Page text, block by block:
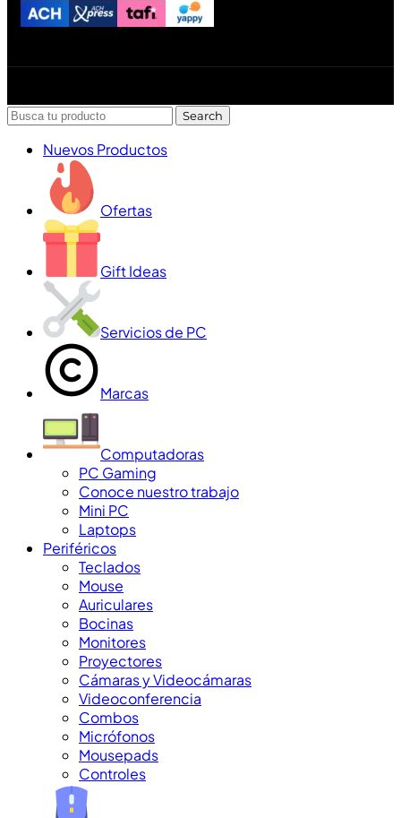
Search
Nuevos Productos
Ofertas
Gift Ideas
Servicios de PC
Marcas
Computadoras
PC Gaming
Conoce nuestro trabajo
Mini PC
Laptops
Periféricos
Teclados
Mouse
Auriculares
Bocinas
Monitores
Proyectores
Cámaras y Videocámaras
Videoconferencia
Combos
Micrófonos
Mousepads
Controles